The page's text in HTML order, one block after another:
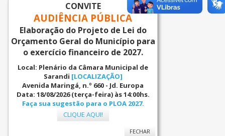
CONVITE
AUDIÊNCIA PÚBLICA
Elaboração do Projeto de Lei do
Orçamento Geral do Município para
o exercício financeiro de 2027.
Local: Plenário da Câmara Municipal de
Sarandi [LOCALIZAÇÃO]
Avenida Maringá, n.º 660 - Jd. Europa
Data: 18/08/2026 (terça-feira) às 14:00hs.
Faça sua sugestão para o PLOA 2027.
CLIQUE AQUI!
FECHAR